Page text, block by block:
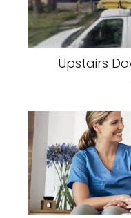
Upstairs